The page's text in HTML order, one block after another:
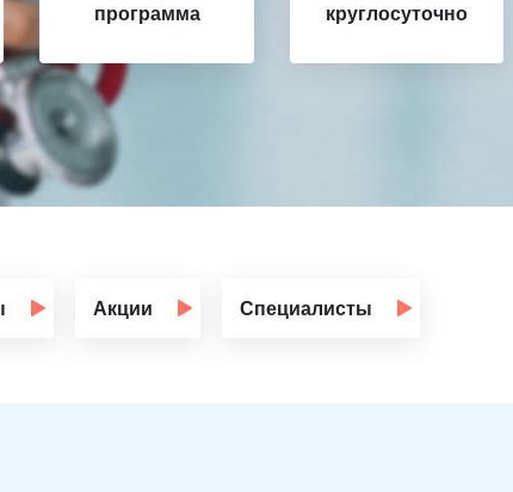
программа
круглосуточно
Акции Специалисты